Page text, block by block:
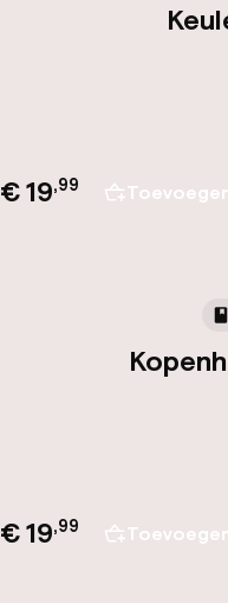
€ 19,99
€ 19,99